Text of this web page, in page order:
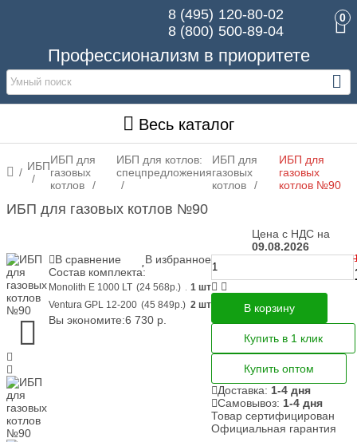
Профессионализм в приоритете
8 (495) 120-80-02
8 (800) 500-89-04
0
Весь каталог
ИБПИБП для
газовых
котлов
ИБП для котлов:
спецпредложения
ИБП для
газовых
котлов
ИБП для
газовых
котлов №90
ИБП для газовых котлов №90
Цена с НДС на
09.08.2026
В сравнение
В избранное
Состав комплекта:
Monolith E 1000 LT (24 568р.)
1 шт
Ventura GPL 12-200 (45 849р.) 2 шт
Вы экономите:6 730 р.
В корзину
Купить в 1 клик
Купить оптом
Доставка: 1-4 дня
Самовывоз: 1-4 дня
Товар сертифицирован
Официальная гарантия